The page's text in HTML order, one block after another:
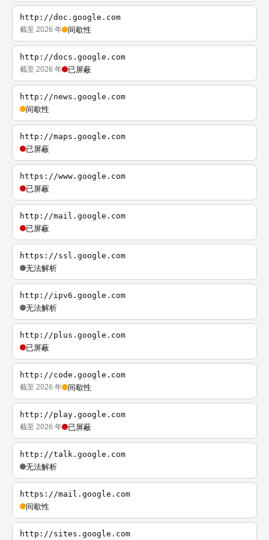
http://doc.google.com
截至 2026 年 间歇性
http://docs.google.com
截至 2026 年 已屏蔽
http://news.google.com
间歇性
http://maps.google.com
已屏蔽
https://www.google.com
已屏蔽
http://mail.google.com
已屏蔽
https://ssl.google.com
无法解析
http://ipv6.google.com
无法解析
http://plus.google.com
已屏蔽
http://code.google.com
截至 2026 年 间歇性
http://play.google.com
截至 2026 年 已屏蔽
http://talk.google.com
无法解析
https://mail.google.com
间歇性
http://sites.google.com